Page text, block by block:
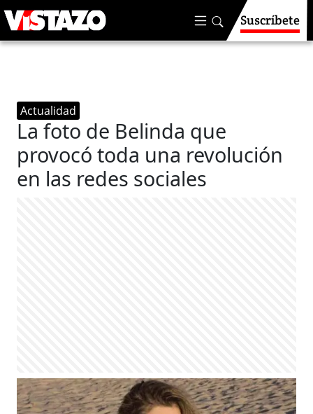
Suscríbete
Actualidad
La foto de Belinda que
provocó toda una revolución
en las redes sociales